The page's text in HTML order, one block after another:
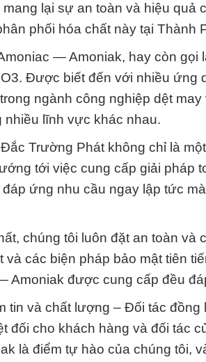
lại sự an toàn và hiệu quả
phối hóa chất này tại Thành
— Amoniak, hay còn gọi
Được biết đến với nhiều ứng
ngành công nghiệp dệt
nhiều lĩnh vực khác nhau.
Trường Phát không chỉ là
tới việc cung cấp giải pháp
ứng nhu cầu ngay lập tức
chúng tôi luôn đặt an toàn
và các biện pháp bảo mật tiên
Amoniak được cung cấp đều
tin và chất lượng – Đối tác
đối cho khách hàng và đối tác
là điểm tự hào của chúng tôi,